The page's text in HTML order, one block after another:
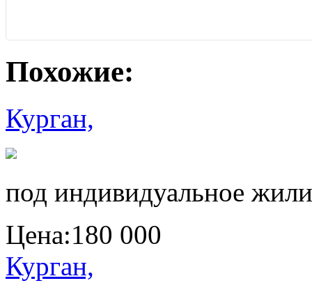
Похожие:
Курган,
под индивидуальное
Цена:180 000
Курган,